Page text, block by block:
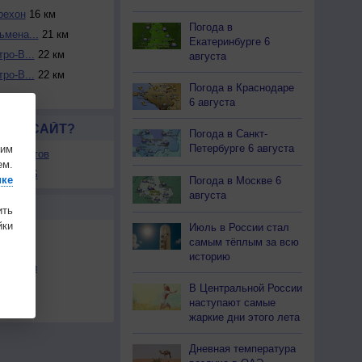
16 км
21 км
В... 22 км
В... 22 км
САЙТ?
сайтов
в RSS
Погода в
Екатеринбурге 6
августа
Погода в Краснодаре
6 августа
Погода в Санкт-
Петербурге 6 августа
Погода в Москве 6
августа
Июль в России стал
самым тёплым за всю
историю
В Центральной России
наступают самые
жаркие дни этого лета
Дневная температура